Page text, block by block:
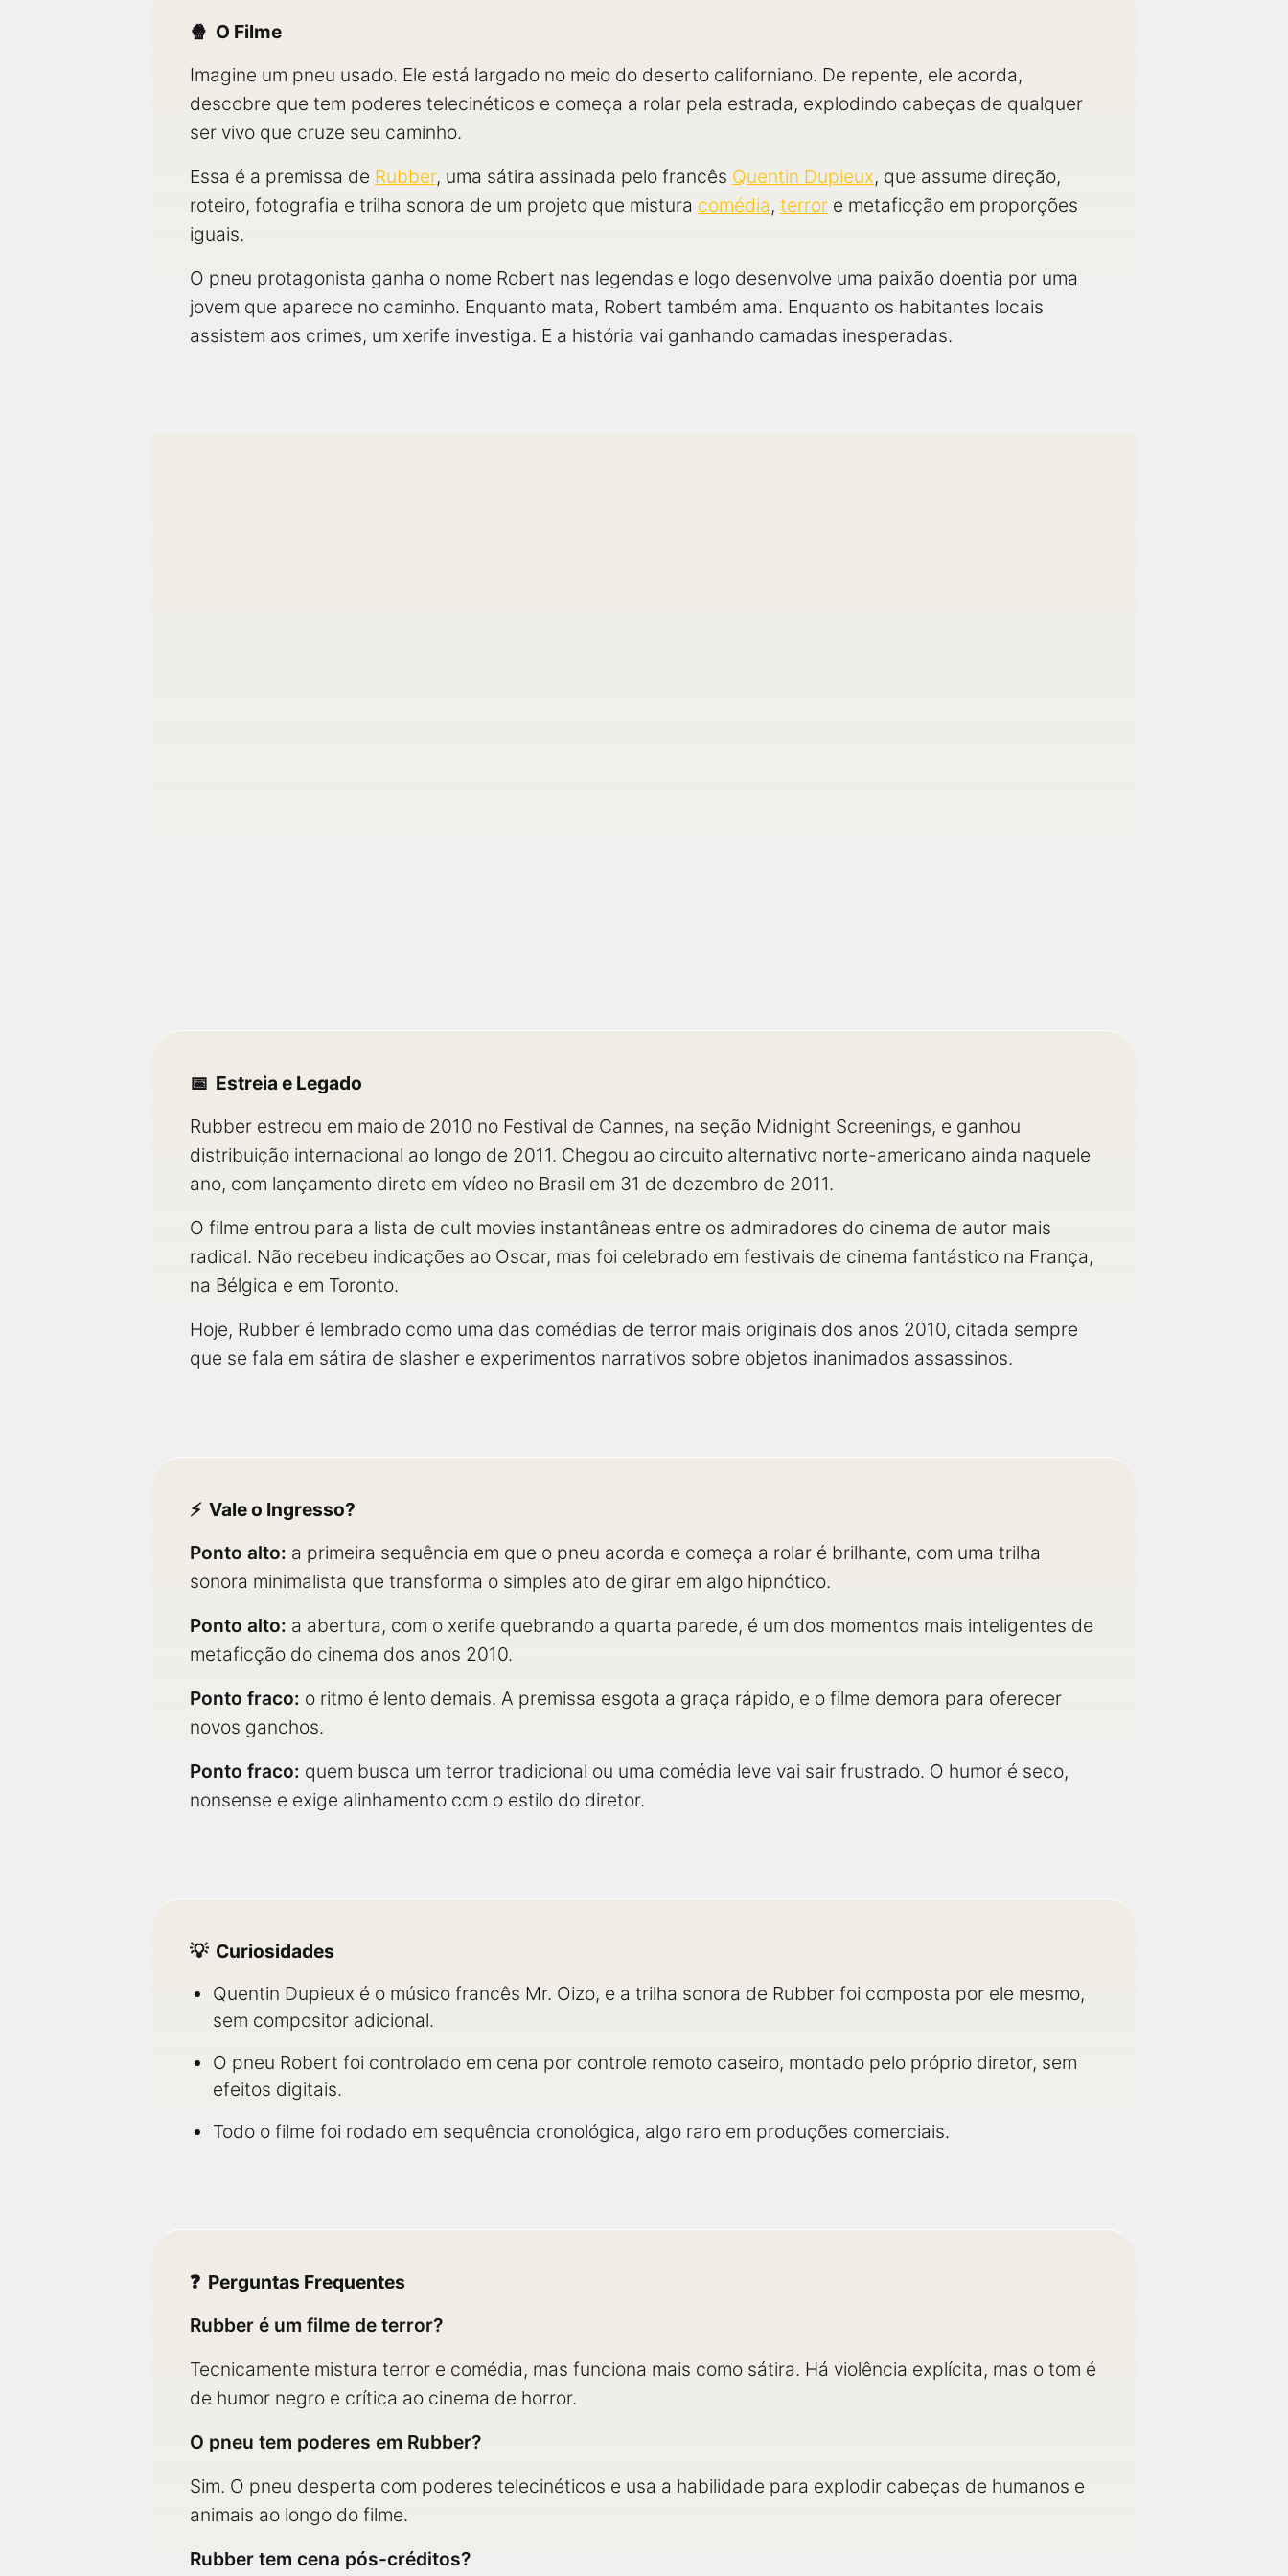
O Filme
Imagine um pneu usado. Ele está largado no meio do deserto californiano. De repente, ele acorda,
descobre que tem poderes telecinéticos e começa a rolar pela estrada, explodindo cabeças de qualquer
ser vivo que cruze seu caminho.
Essa é a premissa de Rubber, uma sátira assinada pelo francês Quentin Dupieux, que assume direção,
roteiro, fotografia e trilha sonora de um projeto que mistura comédia, terror e metaficção em proporções
iguais.
O pneu protagonista ganha o nome Robert nas legendas e logo desenvolve uma paixão doentia por uma
jovem que aparece no caminho. Enquanto mata, Robert também ama. Enquanto os habitantes locais
assistem aos crimes, um xerife investiga. E a história vai ganhando camadas inesperadas.
Estreia e Legado
Rubber estreou em maio de 2010 no Festival de Cannes, na seção Midnight Screenings, e ganhou
distribuição internacional ao longo de 2011. Chegou ao circuito alternativo norte-americano ainda naquele
ano, com lançamento direto em vídeo no Brasil em 31 de dezembro de 2011.
O filme entrou para a lista de cult movies instantâneas entre os admiradores do cinema de autor mais
radical. Não recebeu indicações ao Oscar, mas foi celebrado em festivais de cinema fantástico na França,
na Bélgica e em Toronto.
Hoje, Rubber é lembrado como uma das comédias de terror mais originais dos anos 2010, citada sempre
que se fala em sátira de slasher e experimentos narrativos sobre objetos inanimados assassinos.
Vale o Ingresso?
Ponto alto: a primeira sequência em que o pneu acorda e começa a rolar é brilhante, com uma trilha
sonora minimalista que transforma o simples ato de girar em algo hipnótico.
Ponto alto: a abertura, com o xerife quebrando a quarta parede, é um dos momentos mais inteligentes de
metaficção do cinema dos anos 2010.
Ponto fraco: o ritmo é lento demais. A premissa esgota a graça rápido, e o filme demora para oferecer
novos ganchos.
Ponto fraco: quem busca um terror tradicional ou uma comédia leve vai sair frustrado. O humor é seco,
nonsense e exige alinhamento com o estilo do diretor.
Curiosidades
Quentin Dupieux é o músico francês Mr. Oizo, e a trilha sonora de Rubber foi composta por ele mesmo,
sem compositor adicional.
O pneu Robert foi controlado em cena por controle remoto caseiro, montado pelo próprio diretor, sem
efeitos digitais.
Todo o filme foi rodado em sequência cronológica, algo raro em produções comerciais.
Perguntas Frequentes
Rubber é um filme de terror?
Tecnicamente mistura terror e comédia, mas funciona mais como sátira. Há violência explícita, mas o tom é
de humor negro e crítica ao cinema de horror.
O pneu tem poderes em Rubber?
Sim. O pneu desperta com poderes telecinéticos e usa a habilidade para explodir cabeças de humanos e
animais ao longo do filme.
Rubber tem cena pós-créditos?